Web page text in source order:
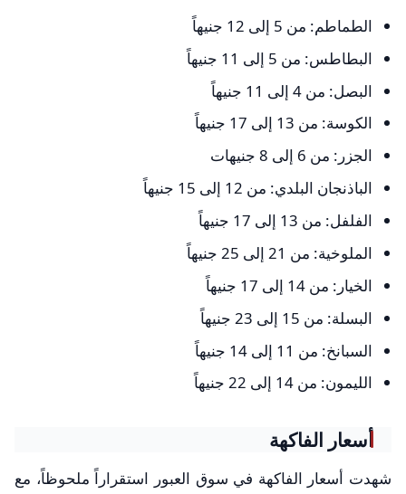
الطماطم: من 5 إلى 12 جنيهاً
البطاطس: من 5 إلى 11 جنيهاً
البصل: من 4 إلى 11 جنيهاً
الكوسة: من 13 إلى 17 جنيهاً
الجزر: من 6 إلى 8 جنيهات
الباذنجان البلدي: من 12 إلى 15 جنيهاً
الفلفل: من 13 إلى 17 جنيهاً
الملوخية: من 21 إلى 25 جنيهاً
الخيار: من 14 إلى 17 جنيهاً
البسلة: من 15 إلى 23 جنيهاً
السبانخ: من 11 إلى 14 جنيهاً
الليمون: من 14 إلى 22 جنيهاً
أسعار الفاكهة
شهدت أسعار الفاكهة في سوق العبور استقراراً ملحوظاً، مع